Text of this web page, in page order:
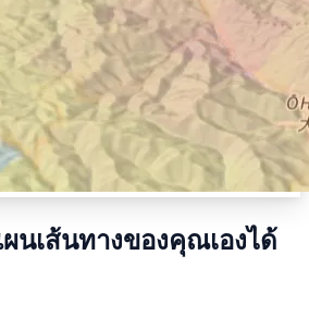
นเส้นทางของคุณเองได้